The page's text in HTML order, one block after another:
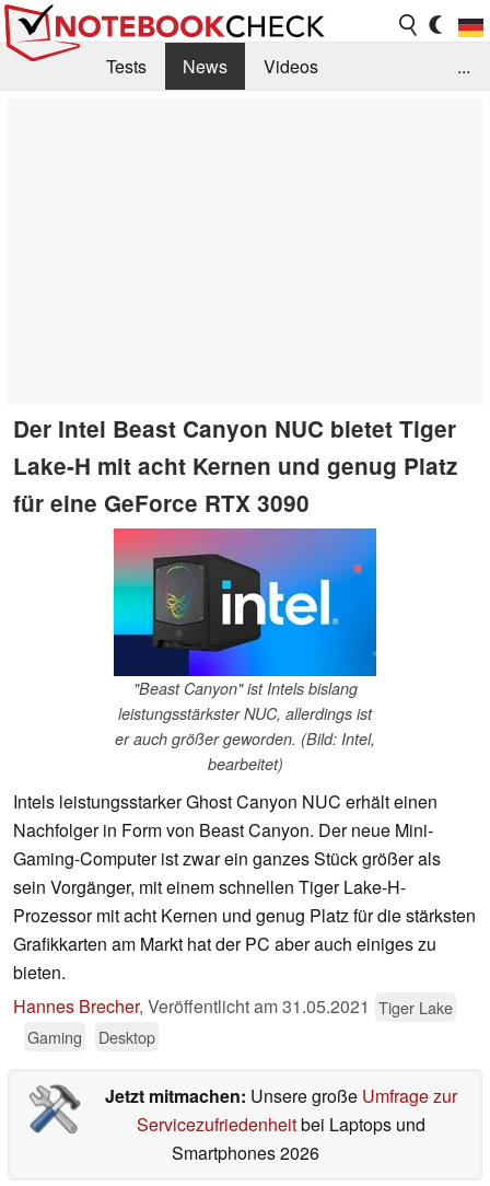
Tests News
Videos
...
Der Intel Beast Canyon NUC bietet Tiger
Lake-H mit acht Kernen und genug Platz
für eine GeForce RTX 3090
"Beast Canyon" ist Intels bislang
leistungsstärkster NUC, allerdings ist
er auch größer geworden. (Bild: Intel,
bearbeitet)
Intels leistungsstarker Ghost Canyon NUC erhält einen
Nachfolger in Form von Beast Canyon. Der neue Mini-
Gaming-Computer ist zwar ein ganzes Stück größer als
sein Vorgänger, mit einem schnellen Tiger Lake-H-
Prozessor mit acht Kernen und genug Platz für die stärksten
Grafikkarten am Markt hat der PC aber auch einiges zu
bieten.
Hannes Brecher, Veröffentlicht am31.05.2021 Tiger Lake
Gaming
Desktop
Jetzt mitmachen: Unsere große Umfrage zur
Servicezufriedenheitbei Laptops und
Smartphones 2026